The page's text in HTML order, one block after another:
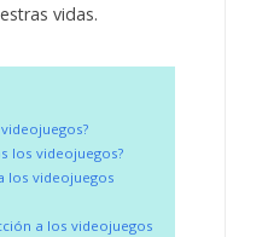
vidas.
los videojuegos?
los videojuegos
a los videojuegos